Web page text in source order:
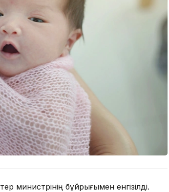
министрінің бұйрығымен енгізілді.